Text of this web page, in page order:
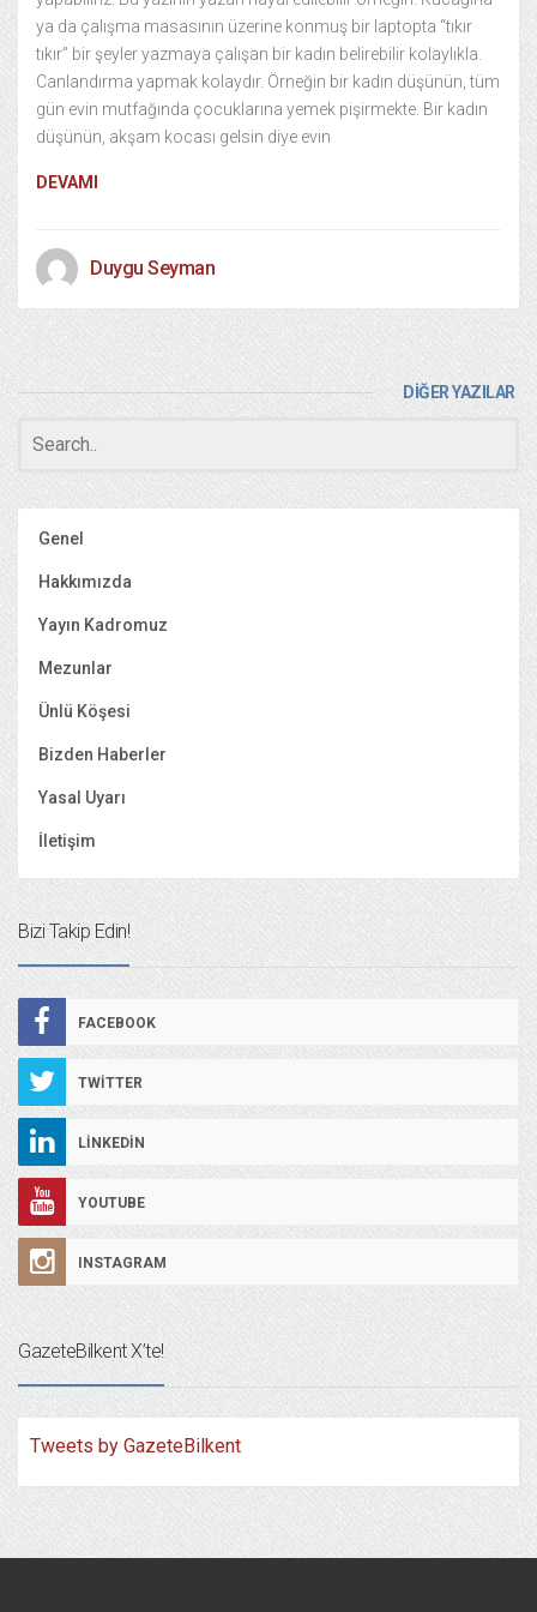
ya da çalışma masasının üzerine konmuş bir laptopta “tıkır
tıkır” bir şeyler yazmaya çalışan bir kadın belirebilir kolaylıkla.
Canlandırma yapmak kolaydır. Örneğin bir kadın düşünün, tüm
gün evin mutfağında çocuklarına yemek pişirmekte. Bir kadın
düşünün, akşam kocası gelsin diye evin
DEVAMI
Duygu Seyman
DİĞER YAZILAR
Genel
Hakkımızda
Yayın Kadromuz
Mezunlar
Ünlü Köşesi
Bizden Haberler
Yasal Uyarı
İletişim
Bizi Takip Edin!
FACEBOOK
TWITTER
LINKEDIN
YOUTUBE
INSTAGRAM
GazeteBilkent X’te!
Tweets by GazeteBilkent